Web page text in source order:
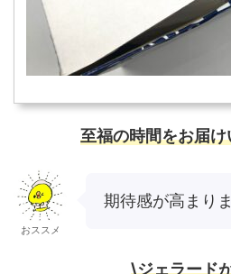
至福の時間をお届
おススメ
期待感が高まり
\ジェラード